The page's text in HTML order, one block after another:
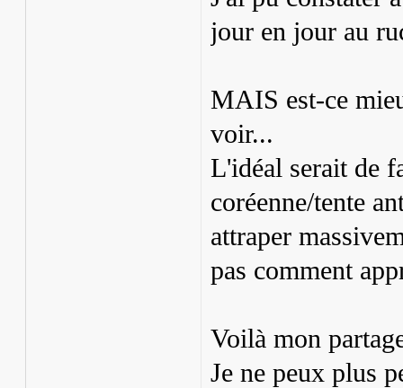
jour en jour au
MAIS est-ce
voir...
L'idéal serait de
coréenne/tente
attraper
pas comment
Voilà mon
Je ne peux plus